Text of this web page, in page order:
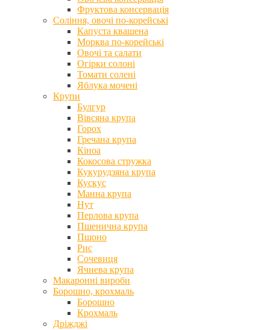
Фруктова консервація
Соління, овочі по-корейські
Капуста квашена
Морква по-корейські
Овочі та салати
Огірки солоні
Томати солені
Яблука мочені
Крупи
Булгур
Вівсяна крупа
Горох
Гречана крупа
Кіноа
Кокосова стружка
Кукурудзяна крупа
Кускус
Манна крупа
Нут
Перлова крупа
Пшенична крупа
Пшоно
Рис
Сочевиця
Ячнева крупа
Макаронні вироби
Борошно, крохмаль
Борошно
Крохмаль
Дріжджі